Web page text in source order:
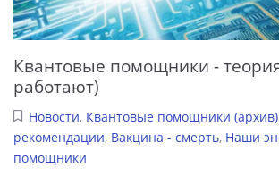
Квантовые помощники -
работают)
Новости, Квантовые помощники (архив)
рекомендации, Вакцина - смерть, Наши
помощники